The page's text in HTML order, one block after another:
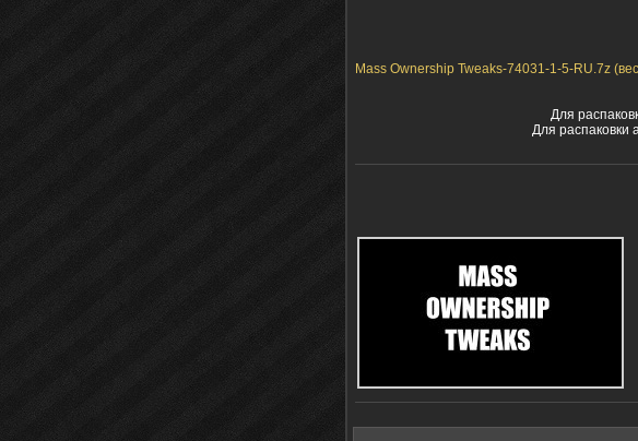
Mass Ownership Tweaks-74031-1-5-RU.7z
Для
Для распаковки